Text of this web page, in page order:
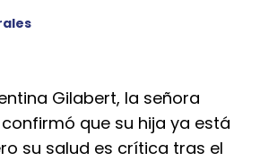
Gilabert, la señora
que su hija ya está
su salud es crítica tras el